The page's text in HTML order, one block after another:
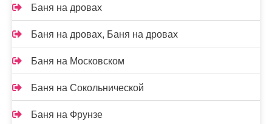
Баня на дровах
Баня на дровах, Баня на дровах
Баня на Московском
Баня на Сокольнической
Баня на Фрунзе